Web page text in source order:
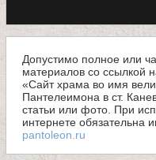
Допустимо полное или
материалов со ссылкой
«Сайт храма во имя
Пантелеимона в ст.
статьи или фото. При
интернете обязательна
pantoleon.ru